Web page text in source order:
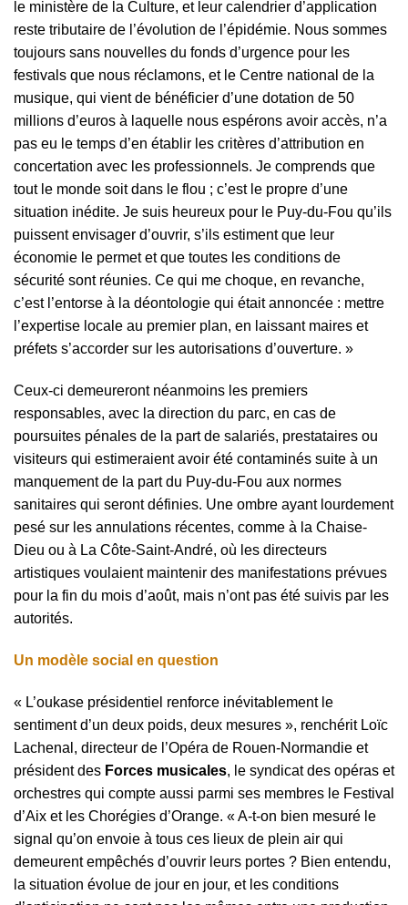
le ministère de la Culture, et leur calendrier d’application
reste tributaire de l’évolution de l’épidémie. Nous sommes
toujours sans nouvelles du fonds d’urgence pour les
festivals que nous réclamons, et le Centre national de la
musique, qui vient de bénéficier d’une dotation de 50
millions d’euros à laquelle nous espérons avoir accès, n’a
pas eu le temps d’en établir les critères d’attribution en
concertation avec les professionnels. Je comprends que
tout le monde soit dans le flou ; c’est le propre d’une
situation inédite. Je suis heureux pour le Puy-du-Fou qu’ils
puissent envisager d’ouvrir, s’ils estiment que leur
économie le permet et que toutes les conditions de
sécurité sont réunies. Ce qui me choque, en revanche,
c’est l’entorse à la déontologie qui était annoncée : mettre
l’expertise locale au premier plan, en laissant maires et
préfets s’accorder sur les autorisations d’ouverture. »
Ceux-ci demeureront néanmoins les premiers
responsables, avec la direction du parc, en cas de
poursuites pénales de la part de salariés, prestataires ou
visiteurs qui estimeraient avoir été contaminés suite à un
manquement de la part du Puy-du-Fou aux normes
sanitaires qui seront définies. Une ombre ayant lourdement
pesé sur les annulations récentes, comme à la Chaise-
Dieu ou à La Côte-Saint-André, où les directeurs
artistiques voulaient maintenir des manifestations prévues
pour la fin du mois d’août, mais n’ont pas été suivis par les
autorités.
Un modèle social en question
« L’oukase présidentiel renforce inévitablement le
sentiment d’un deux poids, deux mesures », renchérit Loïc
Lachenal, directeur de l’Opéra de Rouen-Normandie et
président des Forces musicales, le syndicat des opéras et
orchestres qui compte aussi parmi ses membres le Festival
d’Aix et les Chorégies d’Orange. « A-t-on bien mesuré le
signal qu’on envoie à tous ces lieux de plein air qui
demeurent empêchés d’ouvrir leurs portes ? Bien entendu,
la situation évolue de jour en jour, et les conditions